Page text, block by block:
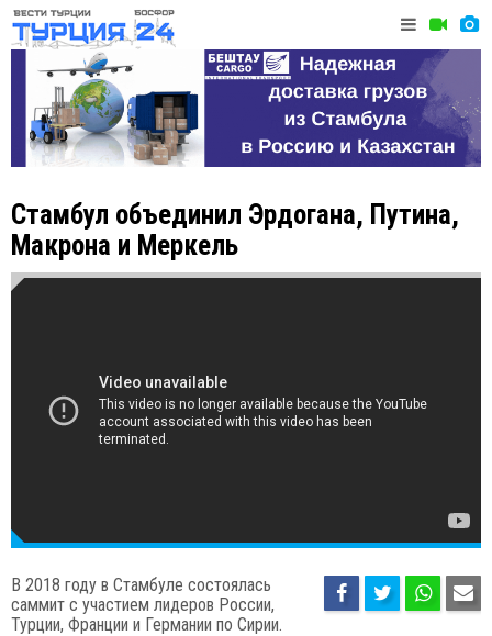
Стамбул объединил Эрдогана, Путина,
Макрона и Меркель
В 2018 году в Стамбуле состоялась
саммит с участием лидеров России,
Турции, Франции и Германии по Сирии.